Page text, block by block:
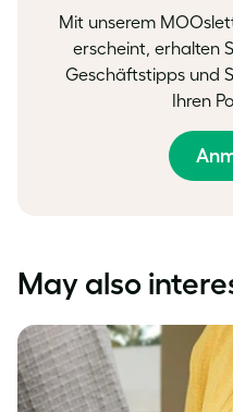
Mit unserem
erscheint, erhalten
Geschäftstipps und
Ihren
May also